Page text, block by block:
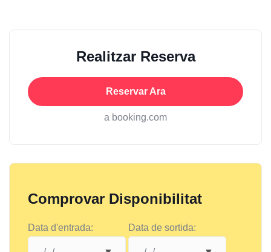
Realitzar Reserva
Reservar Ara
a booking.com
Comprovar Disponibilitat
Data d'entrada: Data de sortida: